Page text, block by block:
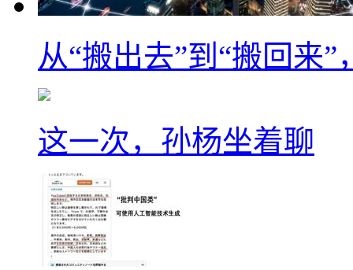
从“搬出去”到“搬回来
这一次，孙杨坐着聊